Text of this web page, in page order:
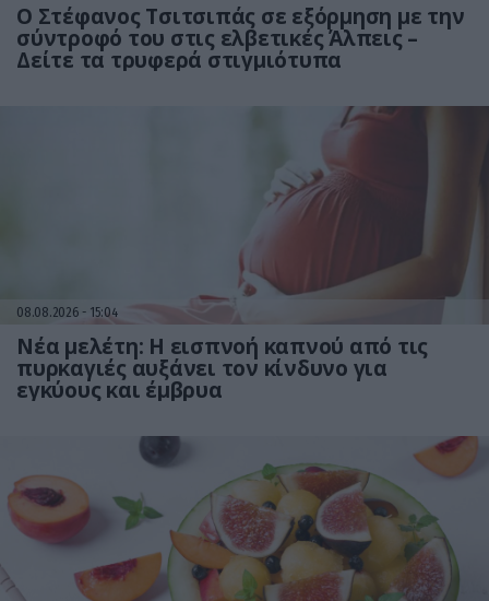
Ο Στέφανος Τσιτσιπάς σε εξόρμηση με την
σύντροφό του στις ελβετικές Άλπεις –
Δείτε τα τρυφερά στιγμιότυπα
08.08.2026 15:04
Νέα μελέτη: Η εισπνοή καπνού από τις
πυρκαγιές αυξάνει τον κίνδυνο για
εγκύους και έμβρυα